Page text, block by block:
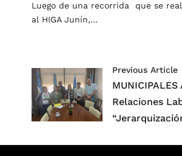
Luego de una recorrida que se
al HIGA Junín,…
Previous Article
Relaciones